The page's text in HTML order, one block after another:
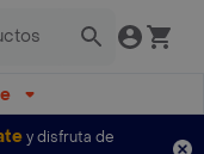
y disfruta de